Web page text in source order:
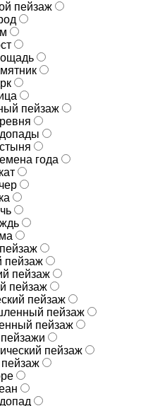
пейзаж
пейзаж
года
пейзаж
пейзаж
пейзаж
пейзаж
пейзаж
пейзаж
пейзаж